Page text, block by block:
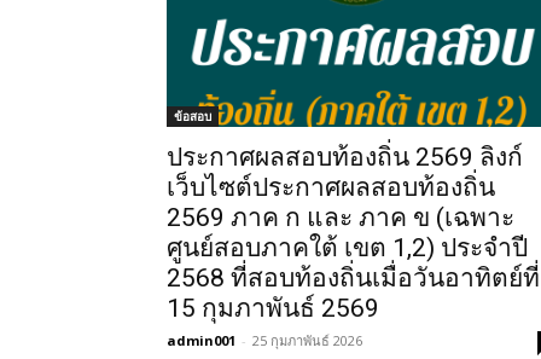
ข้อสอบ
ประกาศผลสอบท้องถิ่น 2569 ลิงก์
เว็บไซต์ประกาศผลสอบท้องถิ่น
2569 ภาค ก และ ภาค ข (เฉพาะ
ศูนย์สอบภาคใต้ เขต 1,2) ประจำปี
2568 ที่สอบท้องถิ่นเมื่อวันอาทิตย์ที่
15 กุมภาพันธ์ 2569
admin001 - 25 กุมภาพันธ์ 2026